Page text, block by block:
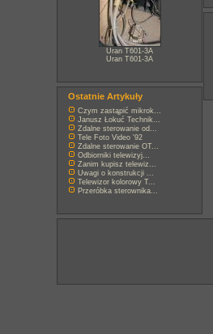
Uran T601-3A
Uran T601-3A
Ostatnie Artykuły
Czym zastąpić mikrok...
Janusz Łokuć Technik...
Zdalne sterowanie od...
Tele Foto Video '92
Zdalne sterowanie OT...
Odbiorniki telewizyj...
Zanim kupisz telewiz...
Uwagi o konstrukcji ...
Telewizor kolorowy T...
Przeróbka sterownika...